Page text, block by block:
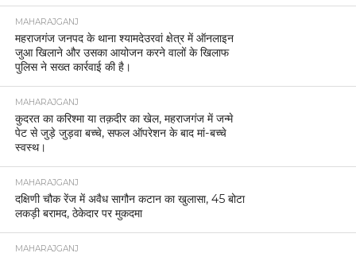
MAHARAJGANJ
महराजगंज जनपद के थाना श्यामदेउरवां क्षेत्र में ऑनलाइन
जुआ खिलाने और उसका आयोजन करने वालों के खिलाफ
पुलिस ने सख्त कार्रवाई की है।
MAHARAJGANJ
कुदरत का करिश्मा या तक़दीर का खेल, महराजगंज में जन्मे
पेट से जुड़े जुड़वा बच्चे, सफल ऑपरेशन के बाद मां-बच्चे
स्वस्थ।
MAHARAJGANJ
दक्षिणी चौक रेंज में अवैध सागौन कटान का खुलासा, 45 बोटा
लकड़ी बरामद, ठेकेदार पर मुकदमा
MAHARAJGANJ